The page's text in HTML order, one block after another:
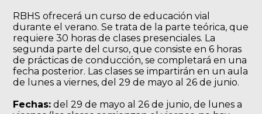
RBHS ofrecerá un curso de educación vial
durante el verano. Se trata de la parte teórica, que
requiere 30 horas de clases presenciales. La
segunda parte del curso, que consiste en 6 horas
de prácticas de conducción, se completará en una
fecha posterior. Las clases se impartirán en un aula
de lunes a viernes, del 29 de mayo al 26 de junio.
Fechas: del 29 de mayo al 26 de junio, de lunes a